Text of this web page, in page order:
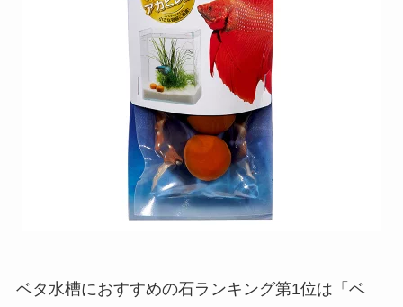
ベタ水槽におすすめの石ランキング第1位は「ベ